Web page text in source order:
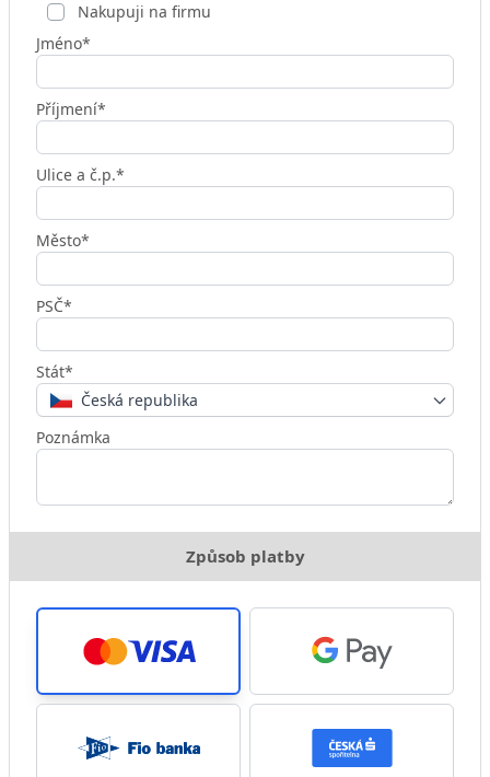
Nakupuji na firmu
Jméno*
Příjmení*
Ulice a č.p.*
Město*
PSČ*
Stát*
Česká republika
Poznámka
Způsob platby